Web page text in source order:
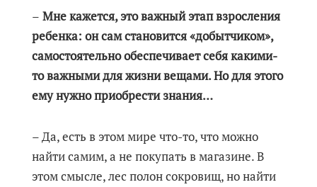
– Мне кажется, это важный этап взросления
ребенка: он сам становится «добытчиком»,
самостоятельно обеспечивает себя какими-
то важными для жизни вещами. Но для этого
ему нужно приобрести знания…
– Да, есть в этом мире что-то, что можно
найти самим, а не покупать в магазине. В
этом смысле, лес полон сокровищ, но найти